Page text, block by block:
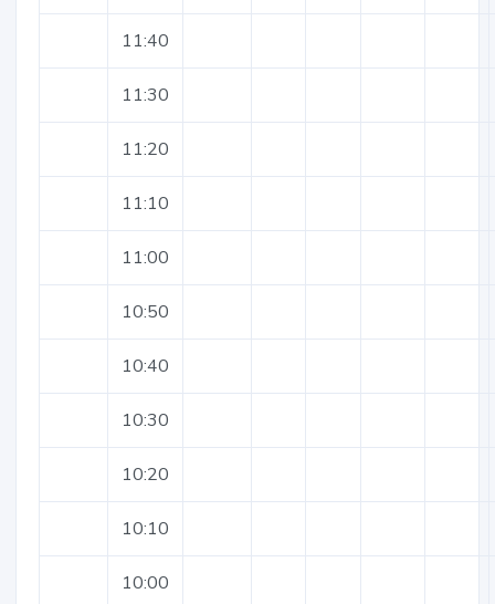
11:40
11:30
11:20
11:10
11:00
10:50
10:40
10:30
10:20
10:10
10:00